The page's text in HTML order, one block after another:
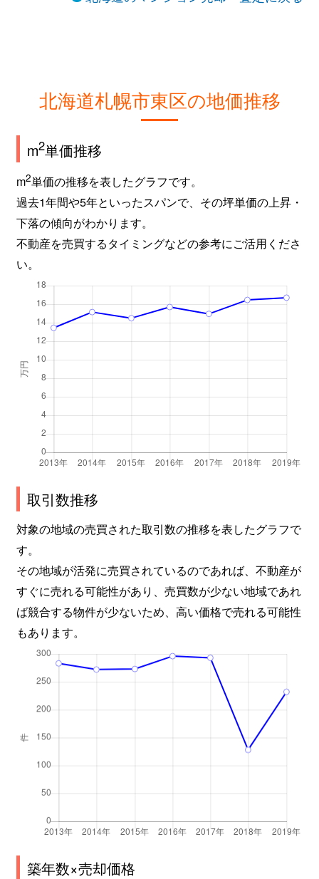
北海道札幌市東区の地価推移
m2単価推移
m2単価の推移を表したグラフです。
過去1年間や5年といったスパンで、その坪単価の上昇・
下落の傾向がわかります。
不動産を売買するタイミングなどの参考にご活用くださ
い。
取引数推移
対象の地域の売買された取引数の推移を表したグラフで
す。
その地域が活発に売買されているのであれば、不動産が
すぐに売れる可能性があり、売買数が少ない地域であれ
ば競合する物件が少ないため、高い価格で売れる可能性
もあります。
築年数×売却価格